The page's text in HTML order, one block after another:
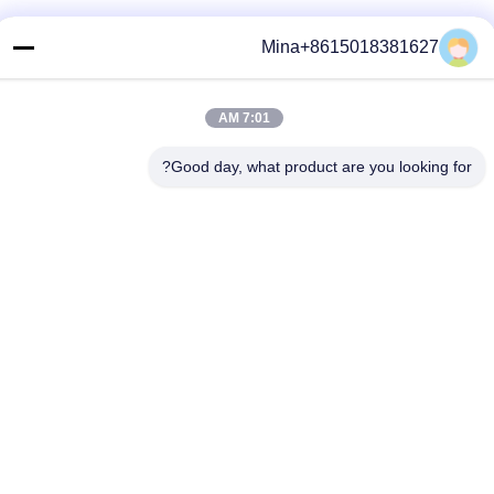
86-132-6668-8862
sales07@helorcloud.com
Mina+8615018381627
7:01 AM
Good day, what product are you looking for?